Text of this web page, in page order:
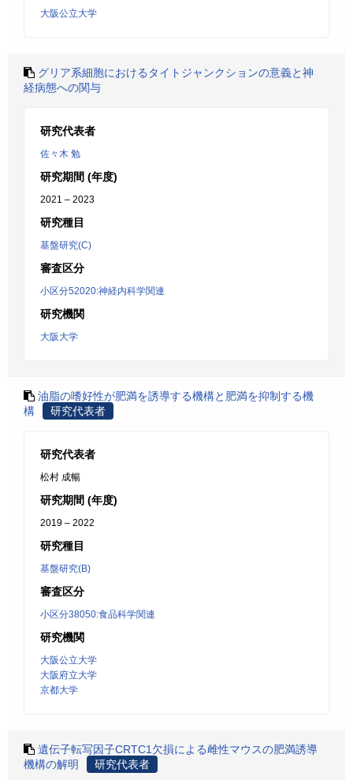
大阪公立大学
グリア系細胞におけるタイトジャンクションの意義と神
経病態への関与
研究代表者
佐々木 勉
研究期間 (年度)
2021 – 2023
研究種目
基盤研究(C)
審査区分
小区分52020:神経内科学関連
研究機関
大阪大学
油脂の嗜好性が肥満を誘導する機構と肥満を抑制する機
構
研究代表者
研究代表者
松村 成暢
研究期間 (年度)
2019 – 2022
研究種目
基盤研究(B)
審査区分
小区分38050:食品科学関連
研究機関
大阪公立大学
大阪府立大学
京都大学
遺伝子転写因子CRTC1欠損による雌性マウスの肥満誘導
機構の解明
研究代表者